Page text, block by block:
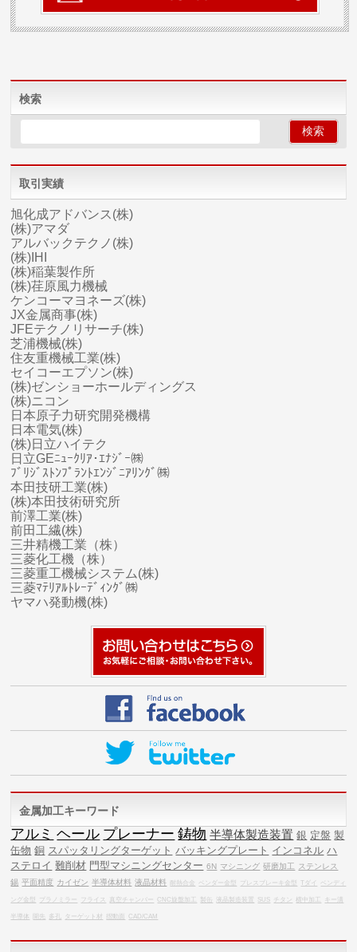
検索
取引実績
旭化成アドバンス(株)
(株)アマダ
アルバックテクノ(株)
(株)IHI
(株)稲葉製作所
(株)荏原風力機械
ケンコーマヨネーズ(株)
JX金属商事(株)
JFEテクノリサーチ(株)
芝浦機械(株)
住友重機械工業(株)
セイコーエプソン(株)
(株)ゼンショーホールディングス
(株)ニコン
日本原子力研究開発機構
日本電気(株)
(株)日立ハイテク
日立GEﾆｭｰｸﾘｱ･ｴﾅｼﾞｰ㈱
ﾌﾞﾘｼﾞｽﾄﾝﾌﾟﾗﾝﾄｴﾝｼﾞﾆｱﾘﾝｸﾞ㈱
本田技研工業(株)
(株)本田技術研究所
前澤工業(株)
前田工繊(株)
三井精機工業（株）
三菱化工機（株）
三菱重工機械システム(株)
三菱ﾏﾃﾘｱﾙﾄﾚｰﾃﾞｨﾝｸﾞ㈱
ヤマハ発動機(株)
金属加工キーワード
アルミ ヘール プレーナー 鋳物 半導体製造装置 銀 定盤 製
缶物 銅 スパッタリングターゲット バッキングプレート インコネル ハ
ステロイ 難削材 門型マシニングセンター 6N マシニング 研磨加工
ステンレス
錫 平面精度 カイゼン 半導体材料 液晶材料 耐熱合金 ベンダー金型 プレスブレーキ金型 Tダイ ベンディ
ング金型 プラノミラー フライス 真空チャンバー CNC旋盤加工 製缶 液晶製造装置 SUS チタン 横中加工 キー溝
半導体 開先 多孔 ターゲット材 摺動面 CAD/CAM